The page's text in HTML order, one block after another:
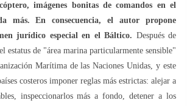
imágenes bonitas de comandos en el
más. En consecuencia, el autor propone
jurídico especial en el Báltico. Después de
estatus de "área marina particularmente sensible"
Marítima de las Naciones Unidas, y este
costeros imponer reglas más estrictas: alejar a
inspeccionarlos más a fondo, detener a los